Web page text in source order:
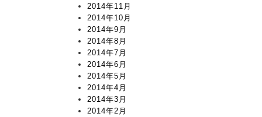
2014年11月
2014年10月
2014年9月
2014年8月
2014年7月
2014年6月
2014年5月
2014年4月
2014年3月
2014年2月